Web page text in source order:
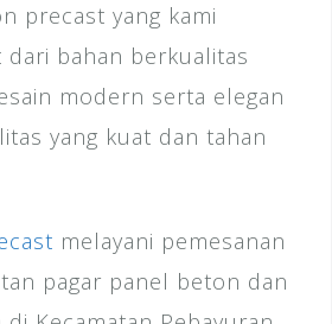
precast yang kami
bahan berkualitas
modern serta elegan
yang kuat dan tahan
melayani pemesanan
pagar panel beton dan